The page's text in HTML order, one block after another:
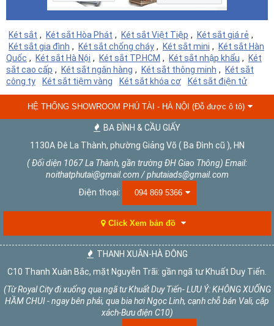
Két sắt , Két sắt Hòa Phát , Két sắt Việt Tiệp , Két sắt giá rẻ ,
Két sắt gia đình , Két sắt chống cháy , Két sắt mini , Két sắt Hàn
Quốc , Két sắt Hà Nội , Két sắt TP.HCM , Két sắt nhập khẩu , Két
sắt cao cấp , Két sắt ngân hàng , Két sắt thông minh , Két sắt
công ty
Két sắt tiệm vàng Két sắt khóa cơ Két sắt điện tử
HỆ THỐNG SHOWROOM PHÚ TÀI - HÀ NỘI (Đỗ được ô tô)
BA ĐÌNH & CẦU GIẤY
1130A Đê La Thành, phường Giảng Võ ( Ba Đình cũ ), HN
( Đối diện 1067 La Thành, gần trường ĐH Giao Thông) Email:
noithatphutai@gmail.com / phutaiads@gmail.com
Điện thoại:
094 869 5366
Click Xem bản đồ
THANH XUÂN-HÀ ĐÔNG
C10 Thanh Xuân Bắc, mặt Nguyễn Trãi: gần ngã tư Khuất Duy Tiến.
(Từ Royal City đi xuống qua ngã tư Khuất Duy Tiến- LƯU Ý: KHÔNG XUỐNG
HẦM CHUI - ngay bên phải, qua bia hơi Ngọc Linh, cạnh chỗ bán Vali, cặp
xách-Bưu điện C10)